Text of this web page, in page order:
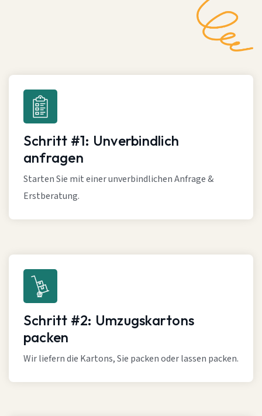
Schritt #1: Unverbindlich
anfragen
Starten Sie mit einer unverbindlichen Anfrage &
Erstberatung.
Schritt #2: Umzugskartons
packen
Wir liefern die Kartons, Sie packen oder lassen packen.